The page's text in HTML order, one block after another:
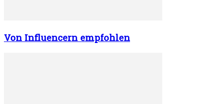
Von Influencern empfohlen